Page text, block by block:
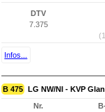
DTV
7.375
Infos...
B 475 LG NW/NI - KVP
Nr.